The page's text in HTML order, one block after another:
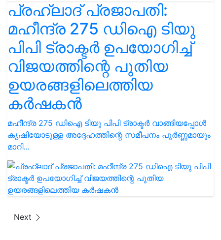
പ്രഹ്ലാദ് പ്രജാപതി:
മഹീന്ദ്ര 275 ഡിഐ ടിയു
പിപി ട്രാക്ടർ ഉപയോഗിച്ച്
വിജയത്തിന്റെ പുതിയ
ഉയരങ്ങളിലെത്തിയ
കർഷകൻ
മഹീന്ദ്ര 275 ഡിഐ ടിയു പിപി ട്രാക്ടർ വാങ്ങിയപ്പോൾ
കൃഷിയോടുള്ള അദ്ദേഹത്തിന്റെ സമീപനം പൂർണ്ണമായും
മാറി…
Next